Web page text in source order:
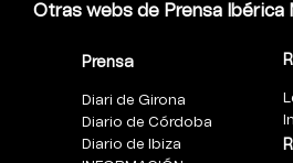
Otras webs de Prensa Ibérica
Prensa
Diari de Girona
Diario de Córdoba
Diario de Ibiza